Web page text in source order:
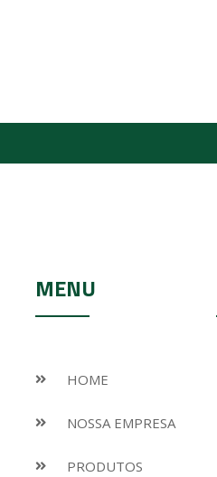
MENU
HOME
NOSSA EMPRESA
PRODUTOS